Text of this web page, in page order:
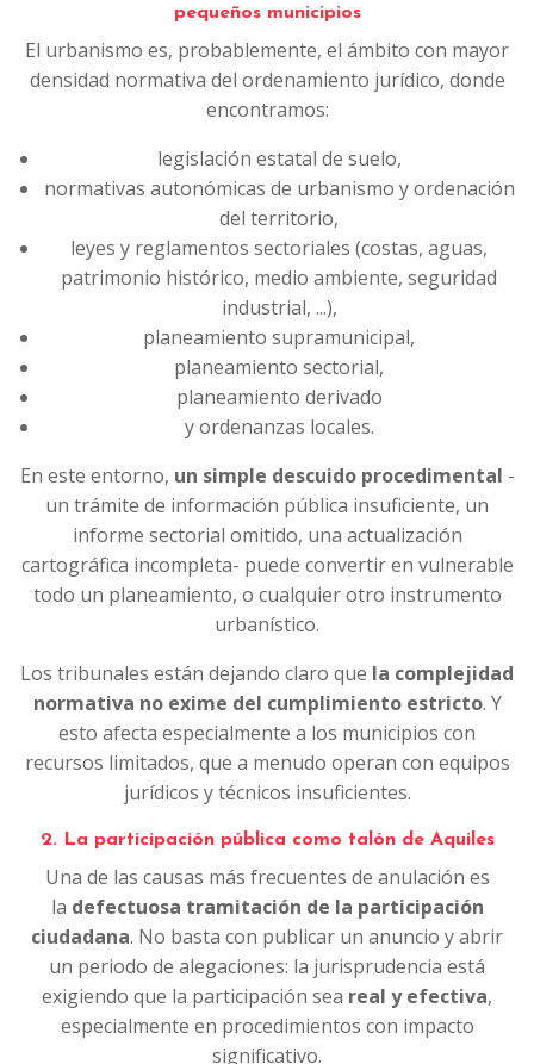
pequeños municipios
El urbanismo es, probablemente, el ámbito con mayor
densidad normativa del ordenamiento jurídico, donde
encontramos:
legislación estatal de suelo,
normativas autonómicas de urbanismo y ordenación
del territorio,
leyes y reglamentos sectoriales (costas, aguas,
patrimonio histórico, medio ambiente, seguridad
industrial, ...),
planeamiento supramunicipal,
planeamiento sectorial,
planeamiento derivado
y ordenanzas locales.
En este entorno, un simple descuido procedimental -
un trámite de información pública insuficiente, un
informe sectorial omitido, una actualización
cartográfica incompleta- puede convertir en vulnerable
todo un planeamiento, o cualquier otro instrumento
urbanístico.
Los tribunales están dejando claro que la complejidad
normativa no exime del cumplimiento estricto. Y
esto afecta especialmente a los municipios con
recursos limitados, que a menudo operan con equipos
jurídicos y técnicos insuficientes.
2. La participación pública como talón de Aquiles
Una de las causas más frecuentes de anulación es
la defectuosa tramitación de la participación
ciudadana. No basta con publicar un anuncio y abrir
un periodo de alegaciones: la jurisprudencia está
exigiendo que la participación sea real y efectiva,
especialmente en procedimientos con impacto
significativo.